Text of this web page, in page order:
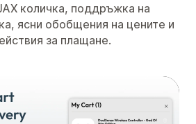
количка, поддръжка на
ясни обобщения на цените и
за плащане.